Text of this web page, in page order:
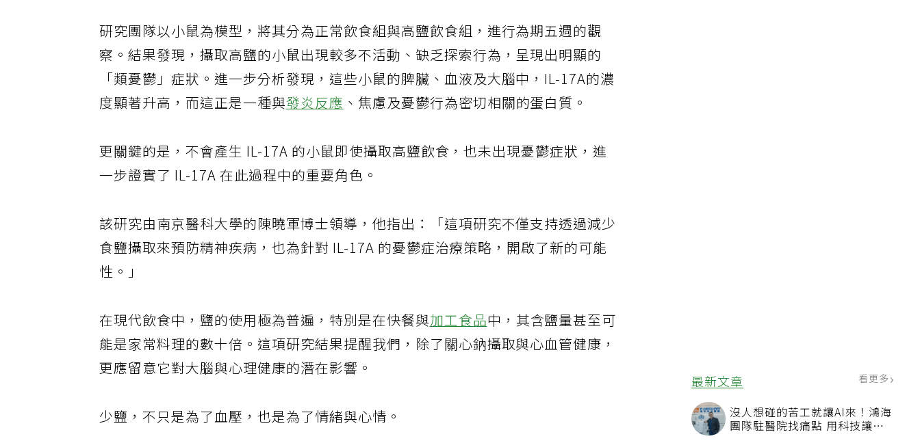
最新文章 看更多
沒人想碰的苦工就讓AI來！鴻海
團隊駐醫院找痛點 用科技讓醫
研究團隊以小鼠為模型，將其分為正常飲食組與高鹽飲食組，進行為期五週的觀
察。結果發現，攝取高鹽的小鼠出現較多不活動、缺乏探索行為，呈現出明顯的
「類憂鬱」症狀。進一步分析發現，這些小鼠的脾臟、血液及大腦中，IL-17A的濃
度顯著升高，而這正是一種與發炎反應 、焦慮及憂鬱行為密切相關的蛋白質。
更關鍵的是，不會產生 IL-17A 的小鼠即使攝取高鹽飲食，也未出現憂鬱症狀，進
一步證實了 IL-17A 在此過程中的重要角色。
該研究由南京醫科大學的陳曉軍博士領導，他指出：「這項研究不僅支持透過減少
食鹽攝取來預防精神疾病，也為針對 IL-17A 的憂鬱症治療策略，開啟了新的可能
性。」
在現代飲食中，鹽的使用極為普遍，特別是在快餐與加工食品中，其含鹽量甚至可
能是家常料理的數十倍。這項研究結果提醒我們，除了關心鈉攝取與心血管健康，
更應留意它對大腦與心理健康的潛在影響。
少鹽，不只是為了血壓，也是為了情緒與心情。